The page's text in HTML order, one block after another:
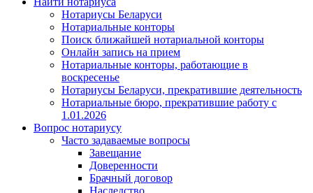
Нотариусы Беларуси
Нотариальные конторы
Поиск ближайшей нотариальной конторы
Онлайн запись на прием
Нотариальные конторы, работающие в
воскресенье
Нотариусы Беларуси, прекратившие деятельность
Нотариальные бюро, прекратившие работу с
1.01.2026
Вопрос нотариусу
Часто задаваемые вопросы
Завещание
Доверенности
Брачный договор
Наследство